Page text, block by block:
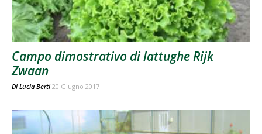
Campo dimostrativo di lattughe Rijk
Zwaan
Di Lucia Berti 20 Giugno 2017